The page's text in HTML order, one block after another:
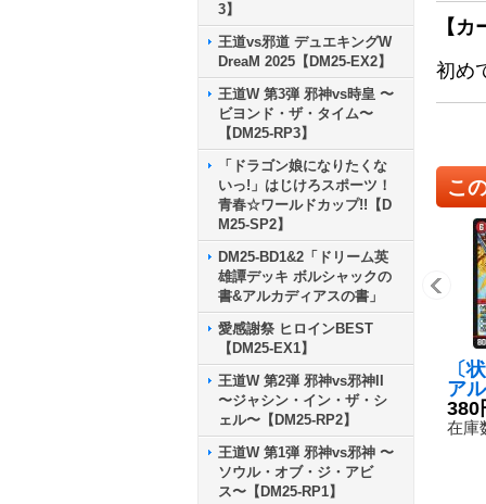
3】
王道vs邪道 デュエキングW
DreaM 2025【DM25-EX2】
王道W 第3弾 邪神vs時皇 〜
ビヨンド・ザ・タイム〜
【DM25-RP3】
「ドラゴン娘になりたくな
いっ!」はじけろスポーツ！
青春☆ワールドカップ!!【D
M25-SP2】
DM25-BD1&2「ドリーム英
雄譚デッキ ボルシャックの
書&アルカディアスの書」
愛感謝祭 ヒロインBEST
【DM25-EX1】
王道W 第2弾 邪神vs邪神II
〜ジャシン・イン・ザ・シ
ェル〜【DM25-RP2】
王道W 第1弾 邪神vs邪神 〜
ソウル・オブ・ジ・アビ
ス〜【DM25-RP1】
【
初め
こ
〔
ア
ド
R】
380
在庫